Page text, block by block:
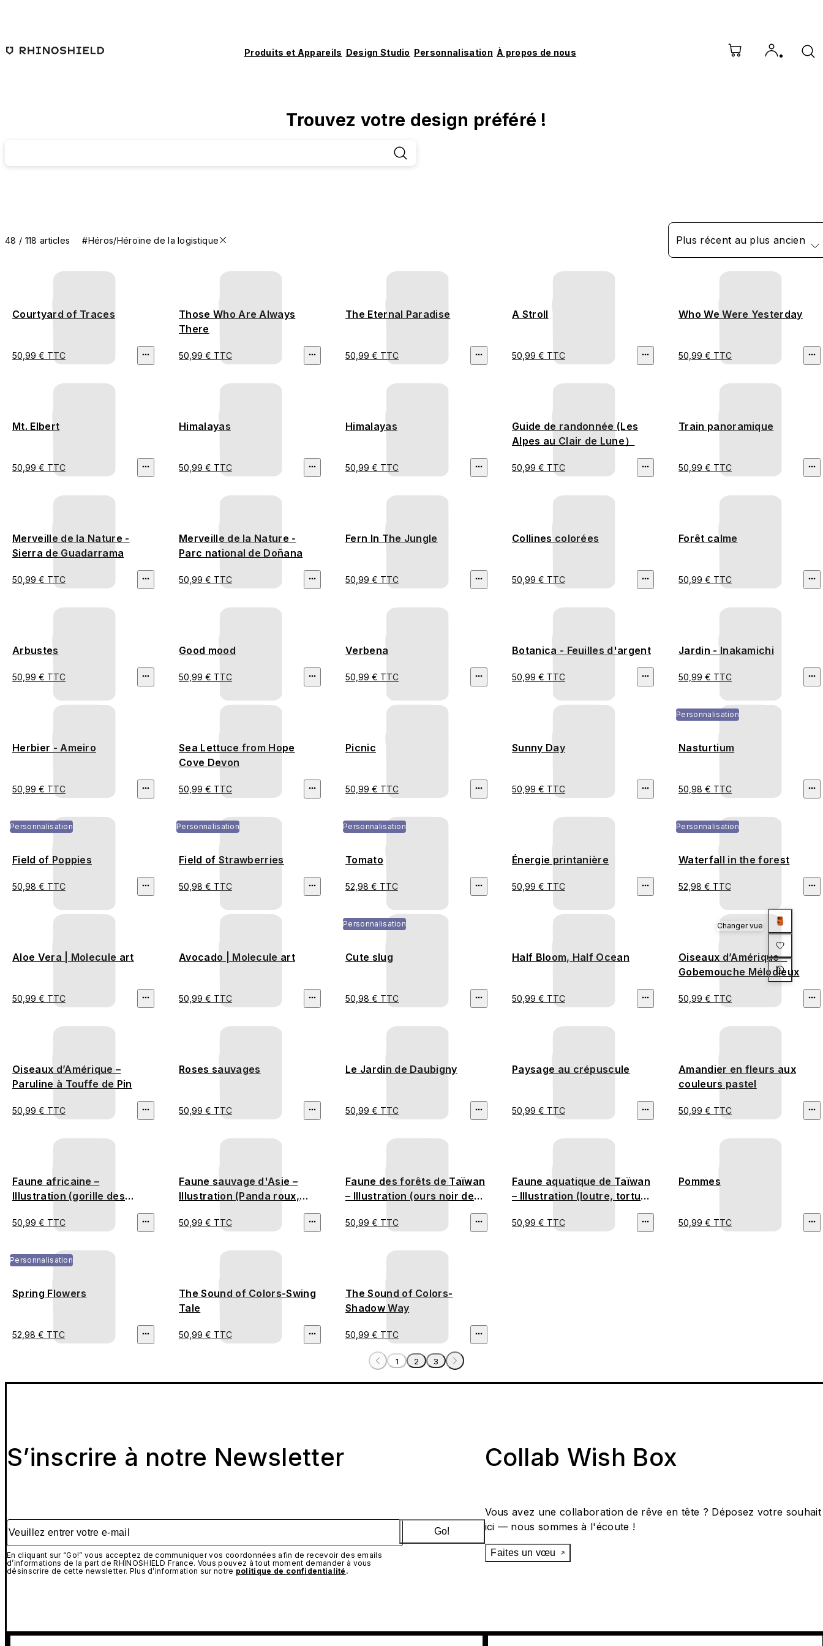
Produits et Appareils Design Studio Personnalisation À propos de nous
Trouvez votre design préféré !
48 / 118 articles #Héros/Héroïne de la logistique Plus récent au plus ancien
Courtyard of Traces
50,99 € TTC
Those Who Are Always
There
50,99 € TTC
The Eternal Paradise
50,99 € TTC
A Stroll
50,99 € TTC
Who We Were Yesterday
50,99 € TTC
Mt. Elbert
50,99 € TTC
Himalayas
50,99 € TTC
Himalayas
50,99 € TTC
Guide de randonnée (Les
Alpes au Clair de Lune）
50,99 € TTC
Train panoramique
50,99 € TTC
Merveille de la Nature -
Sierra de Guadarrama
50,99 € TTC
Merveille de la Nature -
Parc national de Doñana
50,99 € TTC
Fern In The Jungle
50,99 € TTC
Collines colorées
50,99 € TTC
Forêt calme
50,99 € TTC
Arbustes
50,99 € TTC
Good mood
50,99 € TTC
Verbena
50,99 € TTC
Botanica - Feuilles d'argent
50,99 € TTC
Jardin - Inakamichi
50,99 € TTC
Herbier - Ameiro
50,99 € TTC
Sea Lettuce from Hope
Cove Devon
50,99 € TTC
Picnic
50,99 € TTC
Sunny Day
50,99 € TTC
Personnalisation
Nasturtium
50,98 € TTC
Personnalisation
Field of Poppies
50,98 € TTC
Personnalisation
Field of Strawberries
50,98 € TTC
Personnalisation
Tomato
52,98 € TTC
Énergie printanière
50,99 € TTC
Personnalisation
Waterfall in the forest
52,98 € TTC
Aloe Vera | Molecule art
50,99 € TTC
Avocado | Molecule art
50,99 € TTC
Personnalisation
Cute slug
50,98 € TTC
Half Bloom, Half Ocean
50,99 € TTC
Oiseaux d’Amérique –
Gobemouche Mélodieux
50,99 € TTC
Oiseaux d’Amérique –
Paruline à Touffe de Pin
50,99 € TTC
Roses sauvages
50,99 € TTC
Le Jardin de Daubigny
50,99 € TTC
Paysage au crépuscule
50,99 € TTC
Amandier en fleurs aux
couleurs pastel
50,99 € TTC
Faune africaine –
Illustration (gorille des
éléphant d'Afrique)
50,99 € TTC
Faune sauvage d'Asie –
Illustration (Panda roux,
Faisan vietnamien, Tigre de
Malaisie, Tapir de Malaisie)
50,99 € TTC
Faune des forêts de Taïwan
– Illustration (ours noir de
léopard)
50,99 € TTC
Faune aquatique de Taïwan
– Illustration (loutre, tortue,
50,99 € TTC
Pommes
50,99 € TTC
Personnalisation
Spring Flowers
52,98 € TTC
The Sound of Colors-Swing
Tale
50,99 € TTC
The Sound of Colors-
Shadow Way
50,99 € TTC
1 2 3
Changer vue
S’inscrire à notre Newsletter
Veuillez entrer votre e-mail
En cliquant sur “Go!” vous acceptez de communiquer vos coordonnées afin de recevoir des emails
d’informations de la part de RHINOSHIELD France. Vous pouvez à tout moment demander à vous
désinscrire de cette newsletter. Plus d’information sur notre politique de confidentialité .
Go!
Collab Wish Box
Vous avez une collaboration de rêve en tête ? Déposez votre souhait
ici — nous sommes à l'écoute !
Faites un vœu